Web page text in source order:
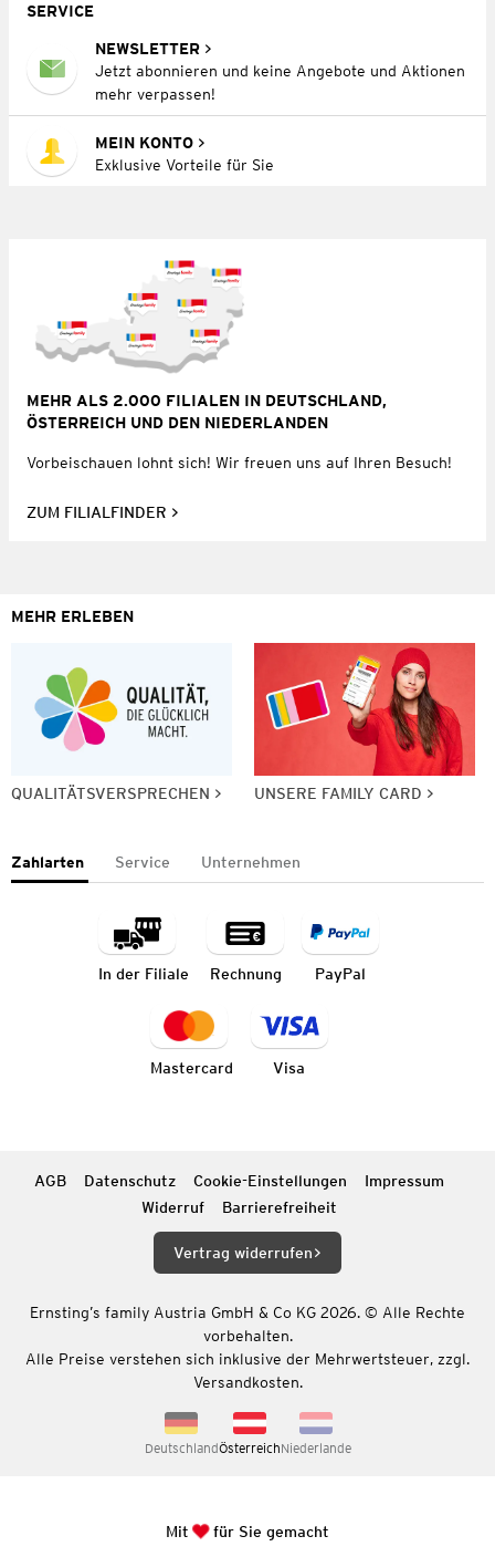
SERVICE
NEWSLETTER
Jetzt abonnieren und keine Angebote und Aktionen
mehr verpassen!
MEIN KONTO
Exklusive Vorteile für Sie
MEHR ALS 2.000 FILIALEN IN DEUTSCHLAND,
ÖSTERREICH UND DEN NIEDERLANDEN
Vorbeischauen lohnt sich! Wir freuen uns auf Ihren Besuch!
ZUM FILIALFINDER
MEHR ERLEBEN
QUALITÄTSVERSPRECHEN UNSERE FAMILY CARD
Zahlarten Service Unternehmen
In der Filiale Rechnung PayPal
Mastercard Visa
AGB Datenschutz Cookie-Einstellungen
Impressum
Widerruf
Barrierefreiheit
Vertrag widerrufen
Ernsting’s family Austria GmbH & Co KG 2026. © Alle Rechte
vorbehalten.
Alle Preise verstehen sich inklusive der Mehrwertsteuer, zzgl.
Versandkosten.
DeutschlandÖsterreichNiederlande
Mit für Sie gemacht